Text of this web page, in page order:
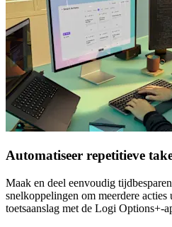
Automatiseer repetitieve
Maak en deel eenvoudig
snelkoppelingen om meerdere acties
toetsaanslag met de Logi Options+-